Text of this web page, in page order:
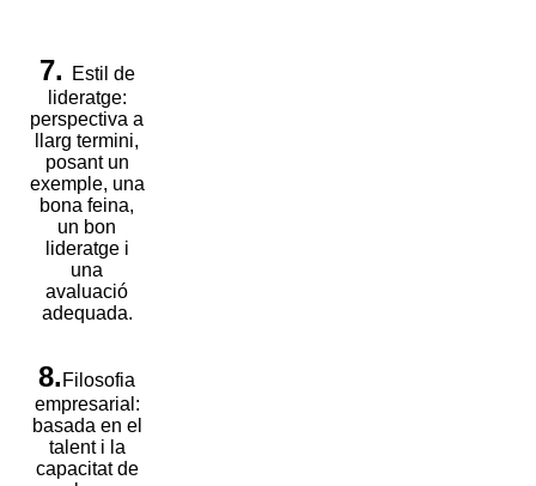
7.
Estil de
lideratge:
perspectiva a
llarg termini,
posant un
exemple, una
bona feina,
un bon
lideratge i
una
avaluació
adequada.
8. Filosofia
empresarial:
basada en el
talent i la
capacitat de